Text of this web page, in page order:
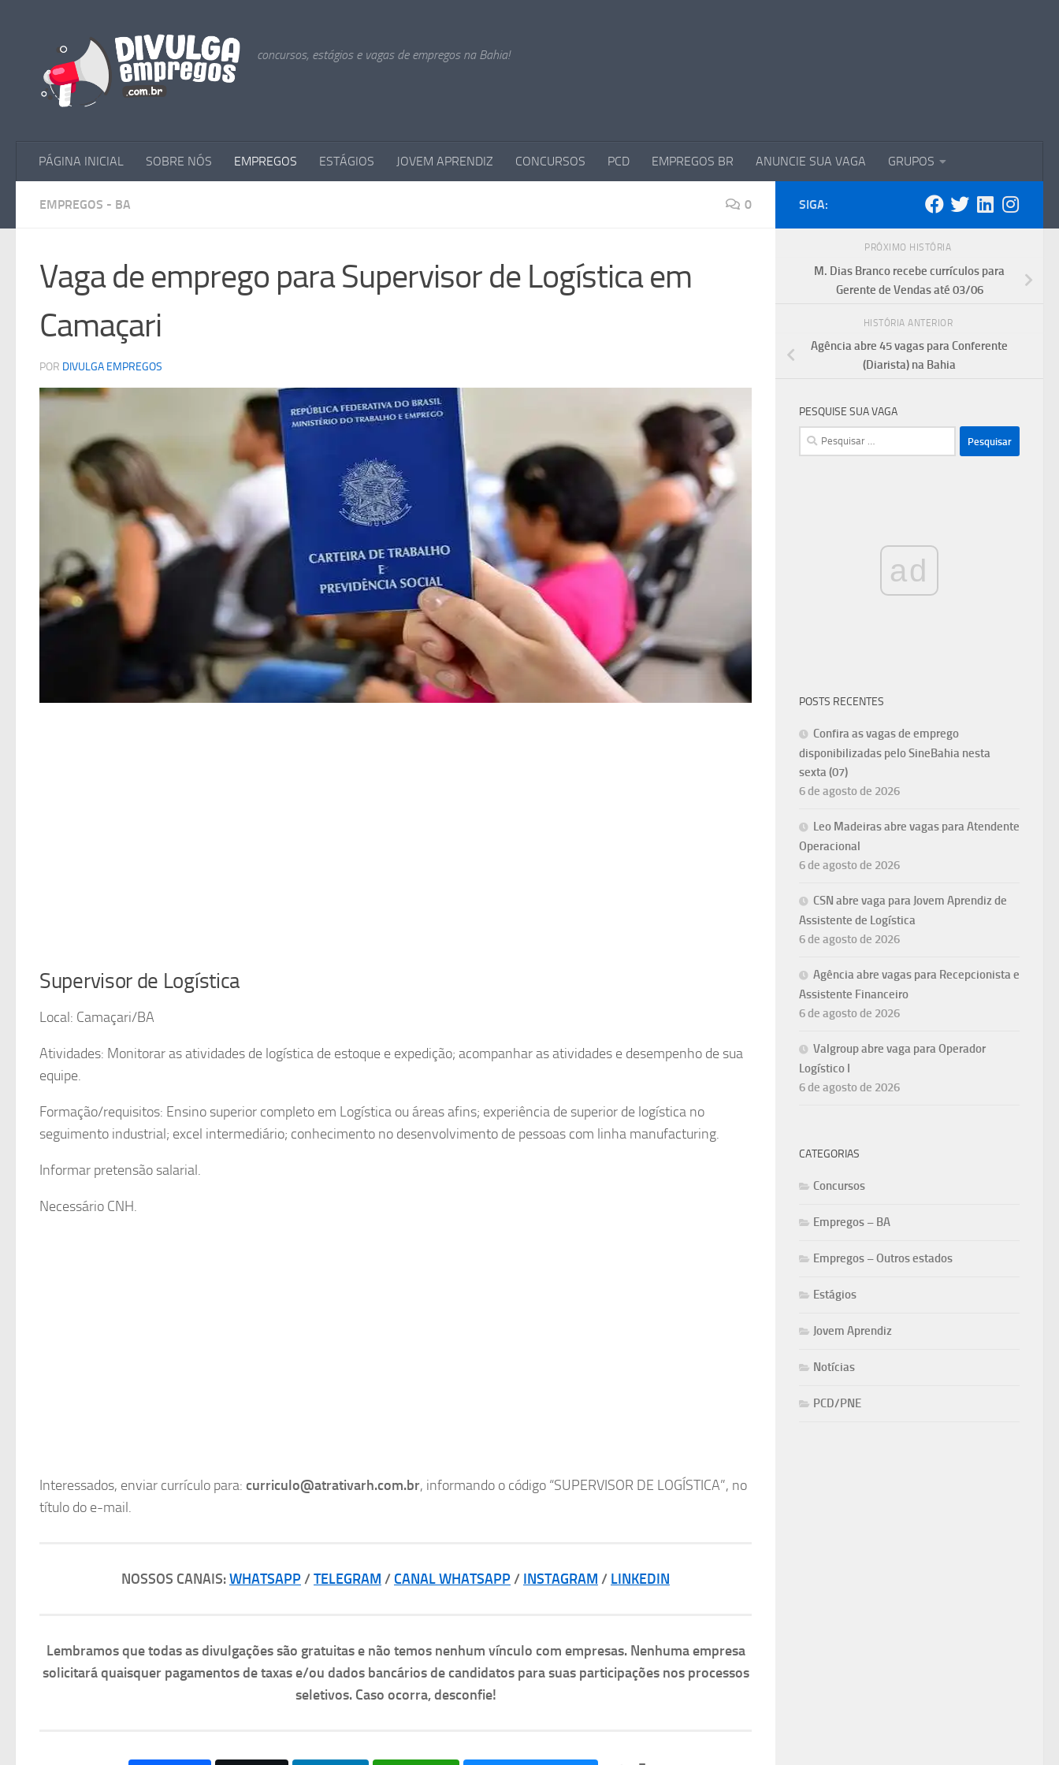
concursos, estágios e vagas de empregos na Bahia!
PÁGINA INICIAL SOBRE NÓS EMPREGOS ESTÁGIOS JOVEM APRENDIZ CONCURSOS PCD EMPREGOS BR ANUNCIE SUA VAGA GRUPOS
EMPREGOS - BA 0
Vaga de emprego para Supervisor de Logística em
Camaçari
POR DIVULGA EMPREGOS
Supervisor de Logística
Local: Camaçari/BA
Atividades: Monitorar as atividades de logística de estoque e expedição; acompanhar as atividades e desempenho de sua
equipe.
Formação/requisitos: Ensino superior completo em Logística ou áreas afins; experiência de superior de logística no
seguimento industrial; excel intermediário; conhecimento no desenvolvimento de pessoas com linha manufacturing.
Informar pretensão salarial.
Necessário CNH.
Interessados, enviar currículo para: curriculo@atrativarh.com.br, informando o código “SUPERVISOR DE LOGÍSTICA”, no
título do e-mail.
NOSSOS CANAIS:WHATSAPP/ TELEGRAM / CANAL WHATSAPP/ INSTAGRAM / LINKEDIN
Lembramos que todas as divulgações são gratuitas e não temos nenhum vínculo com empresas. Nenhuma empresa
solicitará quaisquer pagamentos de taxas e/ou dados bancários de candidatos para suas participações nos processos
seletivos. Caso ocorra, desconfie!
SIGA:
PRÓXIMO HISTÓRIA
M. Dias Branco recebe currículos para
Gerente de Vendas até 03/06
HISTÓRIA ANTERIOR
Agência abre 45 vagas para Conferente
(Diarista) na Bahia
PESQUISE SUA VAGA
Pesquisar
por:
ad
POSTS RECENTES
Confira as vagas de emprego
disponibilizadas pelo SineBahia nesta
sexta (07)
6 de agosto de 2026
Leo Madeiras abre vagas para Atendente
Operacional
6 de agosto de 2026
CSN abre vaga para Jovem Aprendiz de
Assistente de Logística
6 de agosto de 2026
Agência abre vagas para Recepcionista e
Assistente Financeiro
6 de agosto de 2026
Valgroup abre vaga para Operador
Logístico I
6 de agosto de 2026
CATEGORIAS
Concursos
Empregos – BA
Empregos – Outros estados
Estágios
Jovem Aprendiz
Notícias
PCD/PNE